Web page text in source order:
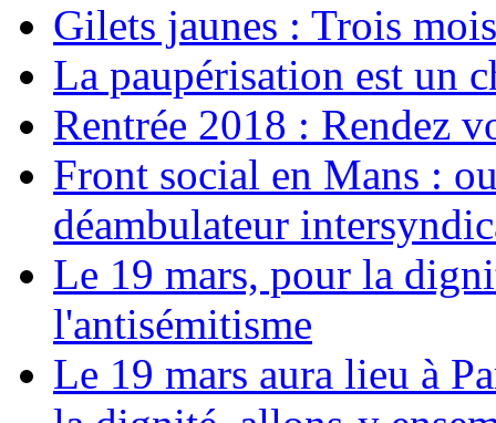
Gilets jaunes : Trois
La paupérisation est un
Rentrée 2018 : Rendez
Front social en Mans :
déambulateur
Le 19 mars, pour la
l'antisémitisme
Le 19 mars aura lieu à